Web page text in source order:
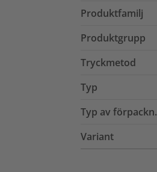
Produktfamilj
Produktgrupp
Tryckmetod
Typ
Typ av förpackn.
Variant